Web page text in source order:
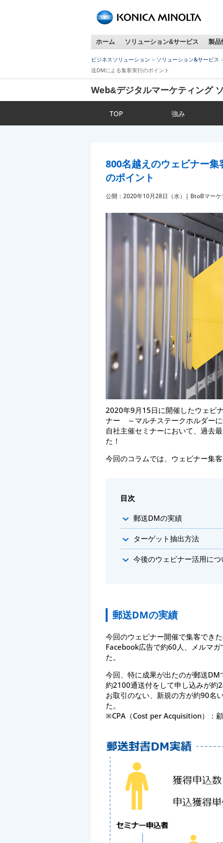
で
ホーム ソリューション&サービス 製品
ビジネスソリューション ソリューション&サービス
送DMによる集客実行のポイント
Web&デジタルマーケティング
TOP 強み
800名越えのウェビナー
のポイント
公開：2020年10月28日（水）| BtoBマーケ
2020年9月15日に開催したウェビ
ナー ～マルチステークホルダーに
自社主催セミナーにおいて、過去
た！
今回のコラムでは、ウェビナー集
目次
郵送DMの実績
ターゲット抽出方法
今後のウェビナー活用につ
郵送DMの実績
今回のウェビナー開催で集客でき
Facebook広告で約60人、メルマ
た。
今回、特に成果が出たのが郵送DM
約2100通送付をして申し込みが約
お取引のない、新規の方が約90名
た。
※CPA（Cost per Acquisition）：